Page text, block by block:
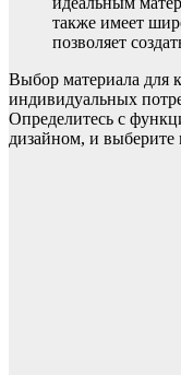
также имеет
позволяет
Выбор материала для
индивидуальных
Определитесь с
дизайном, и выберите